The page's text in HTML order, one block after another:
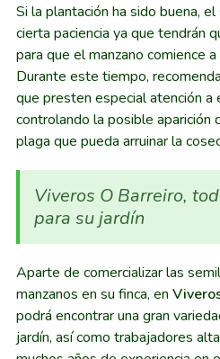
Si la plantación ha sido buena,
cierta paciencia ya que tendrán
para que el manzano comience
Durante este tiempo,
que presten especial atención
controlando la posible aparición
plaga que pueda arruinar la
Viveros O Barreiro,
para su jardín
Aparte de comercializar las
manzanos en su finca, en
podrá encontrar una gran
jardín, así como trabajadores